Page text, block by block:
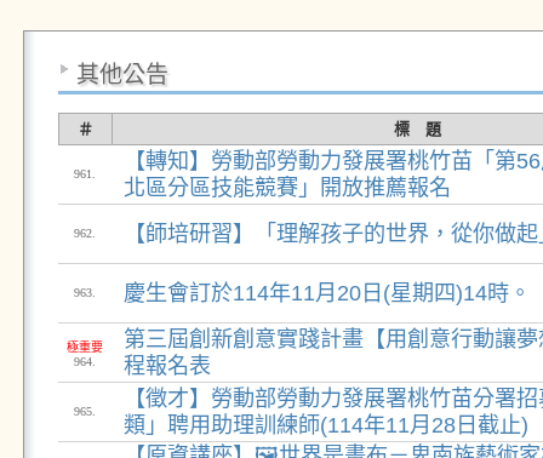
其他公告
＃ 標 題
961.
【轉知】勞動部勞動力發展署桃竹苗「第
北區分區技能競賽」開放推薦報名
962. 【師培研習】「理解孩子的世界，從你做
963. 慶生會訂於114年11月20日(星期四)14時。
極重要
964.
第三屆創新創意實踐計畫【用創意行動讓
程報名表
965.
【徵才】勞動部勞動力發展署桃竹苗分署
類」聘用助理訓練師(114年11月28日截止)